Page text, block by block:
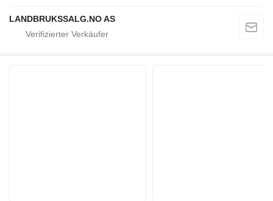
LANDBRUKSSALG.NO AS